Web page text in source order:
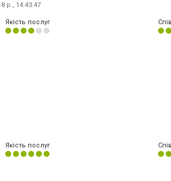
р., 14:43:47
Якість послуг
Якість послуг